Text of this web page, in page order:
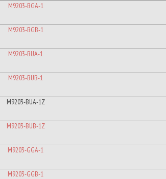
M9203-BGA-1
M9203-BGB-1
M9203-BUA-1
M9203-BUB-1
M9203-BUA-1Z
M9203-BUB-1Z
M9203-GGA-1
M9203-GGB-1